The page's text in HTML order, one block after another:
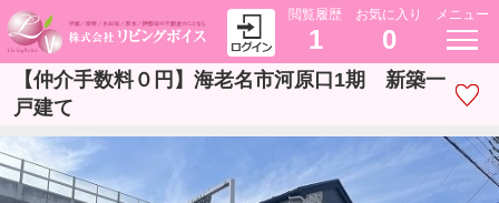
閲覧履歴
1
お気に入り
0
メニュー
【仲介手数料０円】海老名市河原口1期 新築一
戸建て